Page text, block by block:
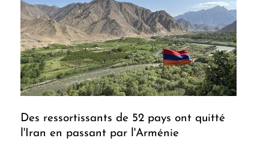
Des ressortissants de 52 pays ont quitté
l'Iran en passant par l'Arménie